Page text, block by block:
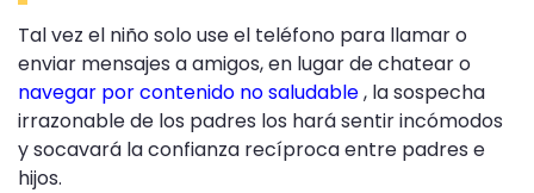
Tal vez el niño solo use el teléfono para llamar o
enviar mensajes a amigos, en lugar de chatear o
navegar por contenido no saludable, la sospecha
irrazonable de los padres los hará sentir incómodos
y socavará la confianza recíproca entre padres e
hijos.